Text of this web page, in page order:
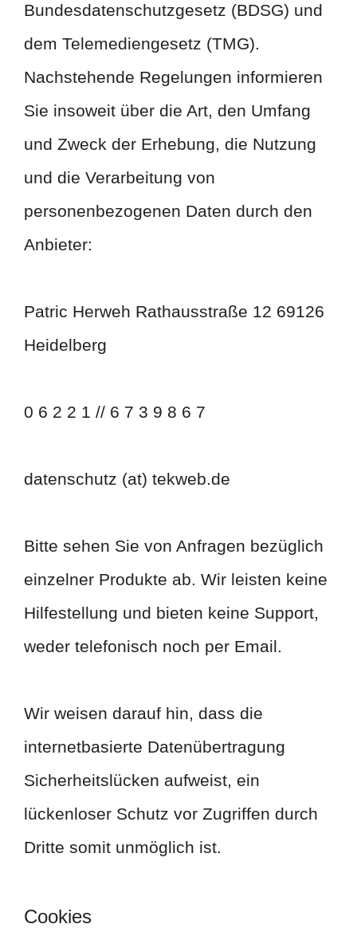
Bundesdatenschutzgesetz (BDSG) und
dem Telemediengesetz (TMG).
Nachstehende Regelungen informieren
Sie insoweit über die Art, den Umfang
und Zweck der Erhebung, die Nutzung
und die Verarbeitung von
personenbezogenen Daten durch den
Anbieter:
Patric Herweh Rathausstraße 12 69126
Heidelberg
0 6 2 2 1 // 6 7 3 9 8 6 7
datenschutz (at) tekweb.de
Bitte sehen Sie von Anfragen bezüglich
einzelner Produkte ab. Wir leisten keine
Hilfestellung und bieten keine Support,
weder telefonisch noch per Email.
Wir weisen darauf hin, dass die
internetbasierte Datenübertragung
Sicherheitslücken aufweist, ein
lückenloser Schutz vor Zugriffen durch
Dritte somit unmöglich ist.
Cookies